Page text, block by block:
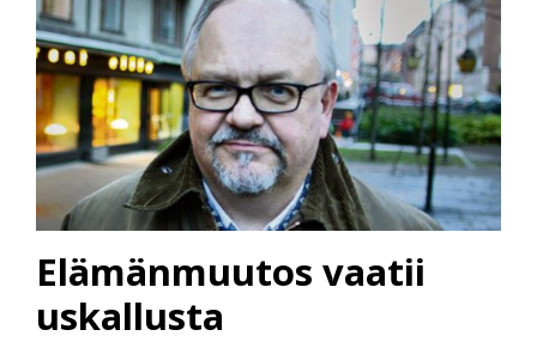
Elämänmuutos vaatii
uskallusta